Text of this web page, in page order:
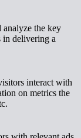
analyze the key
in delivering a
interact with
on metrics the